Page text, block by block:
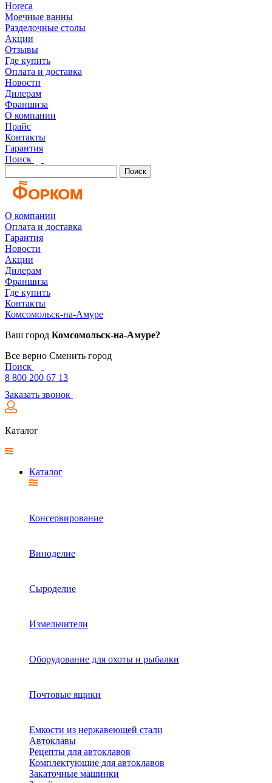
Horeca
Моечные ванны
Разделочные столы
Акции
Отзывы
Где купить
Оплата и доставка
Новости
Дилерам
Франшиза
О компании
Прайс
Контакты
Гарантия
Поиск
Поиск
О компании
Оплата и доставка
Гарантия
Новости
Акции
Дилерам
Франшиза
Где купить
Контакты
Комсомольск-на-Амуре
Ваш город Комсомольск-на-Амуре?
Все верно Сменить город
Поиск
8 800 200 67 13
Заказать звонок
Каталог
Каталог
Консервирование
Виноделие
Сыроделие
Измельчители
Оборудование для охоты и рыбалки
Почтовые ящики
Емкости из нержавеющей стали
Автоклавы
Рецепты для автоклавов
Комплектующие для автоклавов
Закаточные машинки